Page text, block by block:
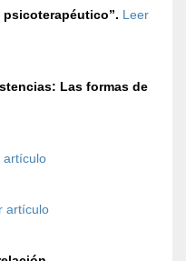
Leer
Las formas de
artículo
artículo